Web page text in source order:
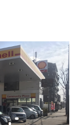
分割回数の最長
まで） 5. 分割手数
までに返済できない
金は車両使用料とし
『乗換』、『解
両引渡し時より著し